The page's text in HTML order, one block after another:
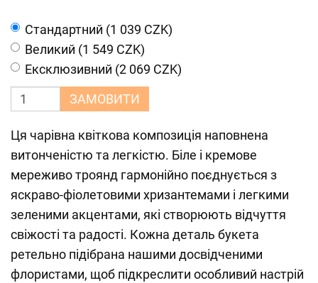
Cтандартний (1 039 CZK)
Великий (1 549 CZK)
Ексклюзивний (2 069 CZK)
ЗАМОВИТИ
Ця чарівна квіткова композиція наповнена
витонченістю та легкістю. Біле і кремове
мереживо троянд гармонійно поєднується з
яскраво-фіолетовими хризантемами і легкими
зеленими акцентами, які створюють відчуття
свіжості та радості. Кожна деталь букета
ретельно підібрана нашими досвідченими
флористами, щоб підкреслити особливий настрій